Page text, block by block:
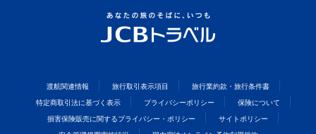
渡航関連情報 旅行取引表示項目 旅行業約款・旅行条件書
特定商取引法に基づく表示 プライバシーポリシー 保険について
損害保険販売に関するプライバシー・ポリシー サイトポリシー